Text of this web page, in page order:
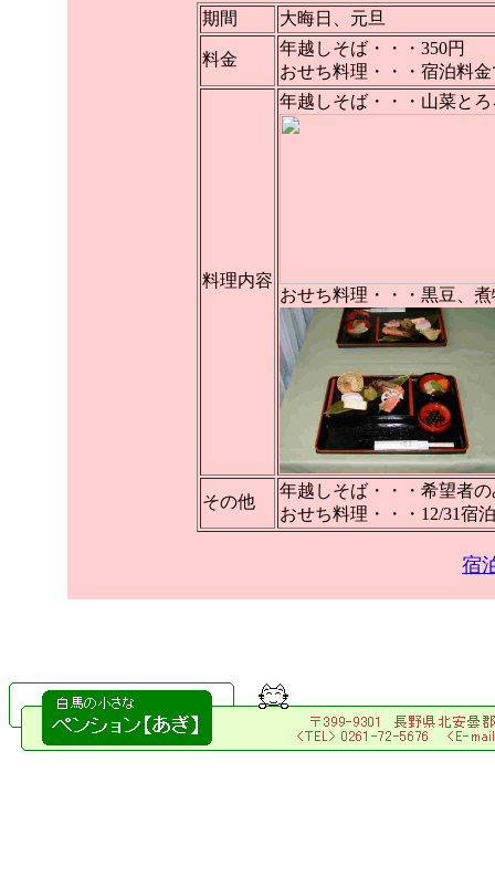
期間 大晦日、元旦
料金
年越しそば・・・350円
おせち料理・・・宿泊料
料理内容
年越しそば・・・山菜と
おせち料理・・・黒豆、
その他
年越しそば・・・希望者
おせち料理・・・12/31宿
宿